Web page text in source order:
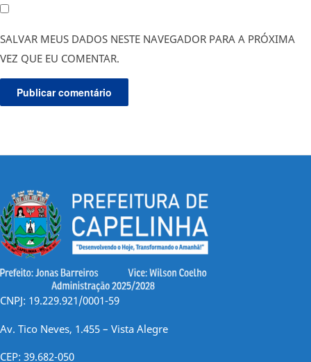
SALVAR MEUS DADOS NESTE NAVEGADOR PARA A PRÓXIMA
VEZ QUE EU COMENTAR.
CNPJ: 19.229.921/0001-59
Av. Tico Neves, 1.455 – Vista Alegre
CEP: 39.682-050